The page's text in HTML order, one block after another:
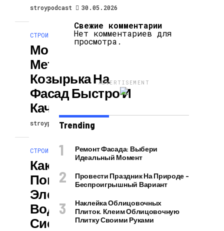
stroypodcast 30.05.2026
СТРОИТЕЛЬСТВО И РЕМОНТ
Монтаж
Металлического
Козырька На
Фасад Быстро И
Качественно
stroypodcast 30.05.2026
СТРОИТЕЛЬСТВО И РЕМОНТ
Как Заменить
Повреждённый
Элемент
Водосточной
Системы
Свежие комментарии
Нет комментариев для
просмотра.
ADVERTISEMENT
Trending
Ремонт Фасада: Выбери
Идеальный Момент
Провести Праздник На Природе –
Беспроигрышный Вариант
Наклейка Облицовочных
Плиток. Клеим Облицовочную
Плитку Своими Руками